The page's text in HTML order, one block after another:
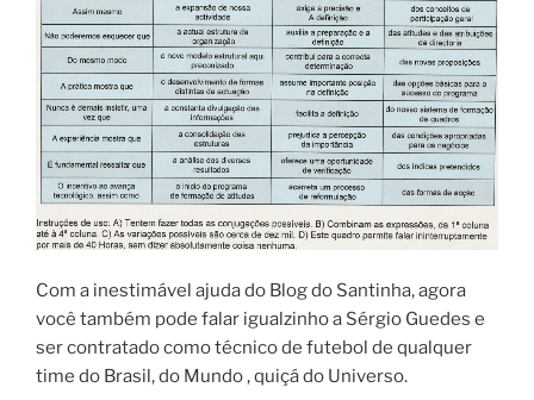
Com a inestimável ajuda do Blog do Santinha, agora
você também pode falar igualzinho a Sérgio Guedes e
ser contratado como técnico de futebol de qualquer
time do Brasil, do Mundo , quiçá do Universo.